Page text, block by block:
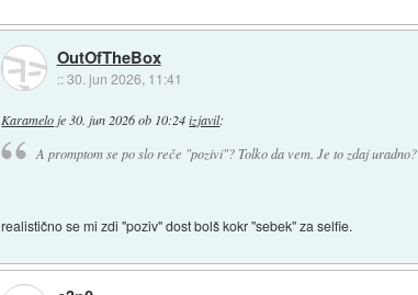
OutOfTheBox
::30. jun 2026, 11:41
Karameloje30. jun 2026 ob 10:24 izjavil:
A promptom se po slo reče "pozivi"? Tolko da vem. Je to zdaj uradno?
realistično se mi zdi "poziv" dost bolš kokr "sebek" za selfie.